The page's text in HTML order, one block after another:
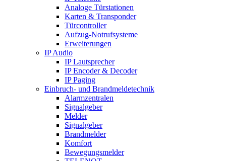
Analoge Türstationen
Karten & Transponder
Türcontroller
Aufzug-Notrufsysteme
Erweiterungen
IP Audio
IP Lautsprecher
IP Encoder & Decoder
IP Paging
Einbruch- und Brandmeldetechnik
Alarmzentralen
Signalgeber
Melder
Signalgeber
Brandmelder
Komfort
Bewegungsmelder